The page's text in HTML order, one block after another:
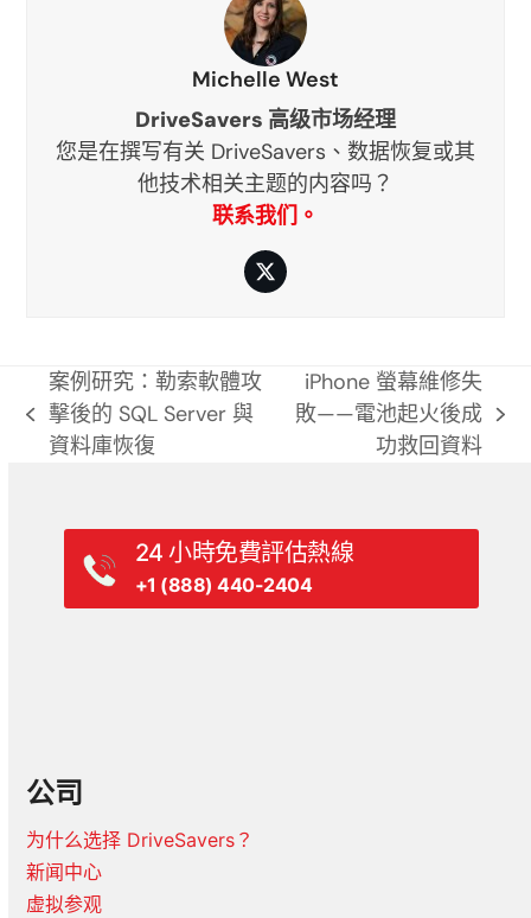
Michelle West
DriveSavers 高级市场经理
您是在撰写有关 DriveSavers、数据恢复或其
他技术相关主题的内容吗？
联系我们。
推
特
previous
post:
案例研究：勒索軟體攻
擊後的 SQL Server 與
資料庫恢復
next
iPhone 螢幕維修失
敗——電池起火後成
功救回資料
24 小時免費評估熱線
+1 (888) 440-2404
公司
为什么选择 DriveSavers？
新闻中心
虚拟参观